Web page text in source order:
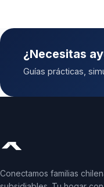
¿Necesitas
Guías prácticas,
Conectamos familias